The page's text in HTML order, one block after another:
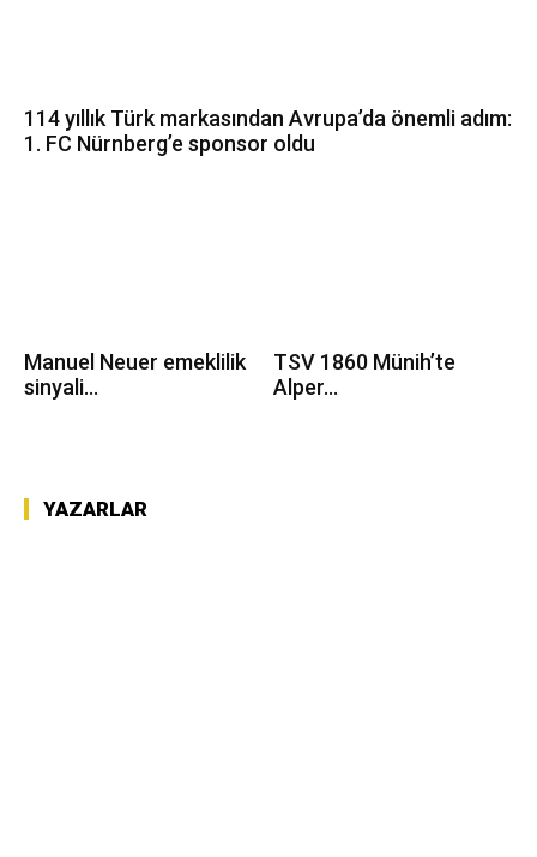
114 yıllık Türk markasından Avrupa’da önemli adım:
1. FC Nürnberg’e sponsor oldu
Manuel Neuer emeklilik
sinyali...
TSV 1860 Münih’te
Alper...
YAZARLAR